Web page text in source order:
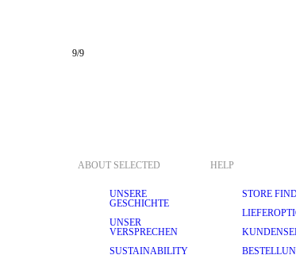
9/9
ABOUT SELECTED
UNSERE
GESCHICHTE
UNSER
VERSPRECHEN
SUSTAINABILITY
HELP
STORE